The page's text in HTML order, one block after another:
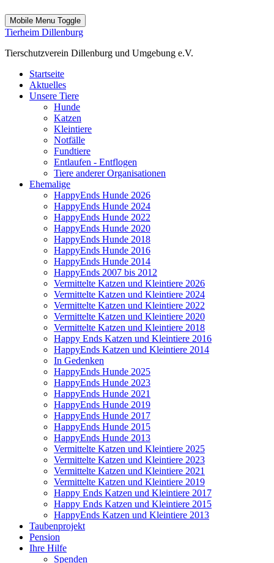
Mobile Menu Toggle
Tierheim Dillenburg
Tierschutzverein Dillenburg und Umgebung e.V.
Startseite
Aktuelles
Unsere Tiere
Hunde
Katzen
Kleintiere
Notfälle
Fundtiere
Entlaufen - Entflogen
Tiere anderer Organisationen
Ehemalige
HappyEnds Hunde 2026
HappyEnds Hunde 2024
HappyEnds Hunde 2022
HappyEnds Hunde 2020
HappyEnds Hunde 2018
HappyEnds Hunde 2016
HappyEnds Hunde 2014
HappyEnds 2007 bis 2012
Vermittelte Katzen und Kleintiere 2026
Vermittelte Katzen und Kleintiere 2024
Vermittelte Katzen und Kleintiere 2022
Vermittelte Katzen und Kleintiere 2020
Vermittelte Katzen und Kleintiere 2018
Happy Ends Katzen und Kleintiere 2016
HappyEnds Katzen und Kleintiere 2014
In Gedenken
HappyEnds Hunde 2025
HappyEnds Hunde 2023
HappyEnds Hunde 2021
HappyEnds Hunde 2019
HappyEnds Hunde 2017
HappyEnds Hunde 2015
HappyEnds Hunde 2013
Vermittelte Katzen und Kleintiere 2025
Vermittelte Katzen und Kleintiere 2023
Vermittelte Katzen und Kleintiere 2021
Vermittelte Katzen und Kleintiere 2019
Happy Ends Katzen und Kleintiere 2017
Happy Ends Katzen und Kleintiere 2015
HappyEnds Katzen und Kleintiere 2013
Taubenprojekt
Pension
Ihre Hilfe
Spenden